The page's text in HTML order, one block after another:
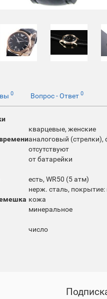
0 Вопрос - Ответ0
кварцевые, женские
аналоговый (стрелки),
отсутствуют
от батарейки
есть, WR50 (5 атм)
нерж. сталь, покрытие:
кожа
минеральное
число